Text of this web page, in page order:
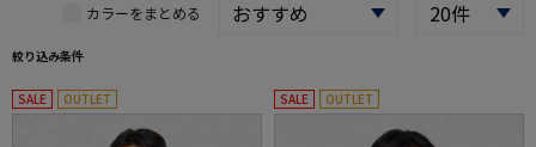
カラーをまとめる
絞り込み条件
SALE OUTLET SALE OUTLET